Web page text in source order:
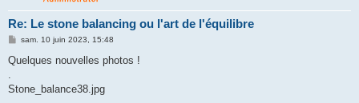
Re: Le stone balancing ou l'art de l'équilibre
M
s
g
sam. 10 juin 2023, 15:48
Quelques nouvelles photos !
Stone_balance38.jpg